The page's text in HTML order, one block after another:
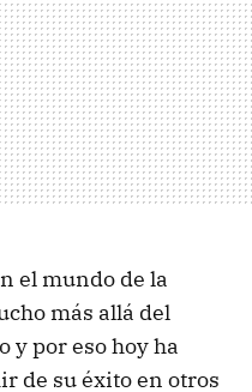
el mundo de la
más allá del
y por eso hoy ha
de su éxito en otros